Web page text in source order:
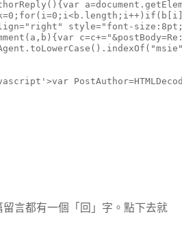
style="font-size:8pt;
言都有一個「回」字。點下去就